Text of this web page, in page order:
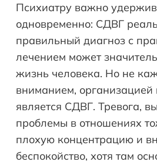
Психиатру важно
одновременно: СДВГ
правильный диагноз с
лечением может
жизнь человека. Но не
вниманием, организацией
является СДВГ. Тревога,
проблемы в отношениях
плохую концентрацию и
беспокойство, хотя там